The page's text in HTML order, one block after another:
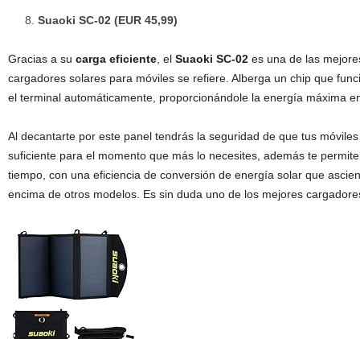
Suaoki SC-02 (EUR 45,99)
Gracias a su carga eficiente , el Suaoki SC-02 es una de las
cargadores solares para móviles se refiere. Alberga un chip que
el terminal automáticamente, proporcionándole la energía máxima
Al decantarte por este panel tendrás la seguridad de que tus
suficiente para el momento que más lo necesites, además te
tiempo, con una eficiencia de conversión de energía solar que
encima de otros modelos. Es sin duda uno de los mejores